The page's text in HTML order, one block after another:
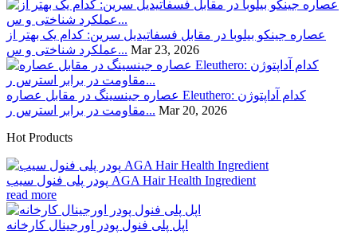
عصاره جینکو بیلوبا در مقابل فسفاتیدیل سرین: کدام یک بهتر از
عملکرد شناختی و س... Mar 23, 2026
عصاره جینسینگ در مقابل عصاره Eleuthero: کدام آداپتوژن
مقاومت در برابر استرس ر... Mar 20, 2026
Hot Products
پودر پلی فنول سیب AGA Hair Health Ingredient
read more
اپل پلی فنول پودر اورجینال کارخانه